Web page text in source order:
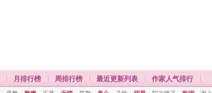
月排行榜 周排行榜 最近更新列表 作家人气排行